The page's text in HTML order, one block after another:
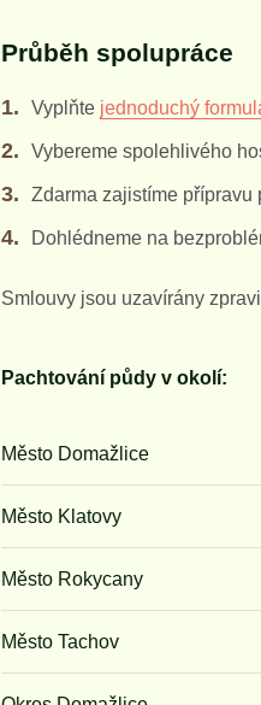
Průběh spolupráce
Vyplňte jednoduchý
Vybereme spolehlivého
Zdarma zajistíme přípravu
Dohlédneme na
Smlouvy jsou uzavírány
Pachtování půdy v okolí:
Město Domažlice
Město Klatovy
Město Rokycany
Město Tachov